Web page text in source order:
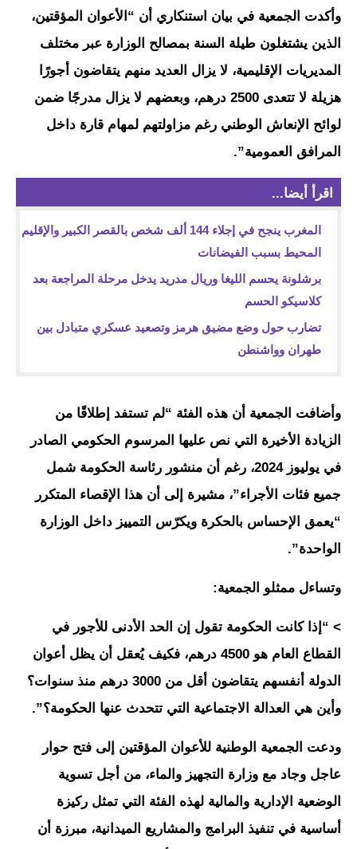
وأكدت الجمعية في بيان استنكاري أن “الأعوان المؤقتين،
الذين يشتغلون طيلة السنة بمصالح الوزارة عبر مختلف
المديريات الإقليمية، لا يزال العديد منهم يتقاضون أجورًا
هزيلة لا تتعدى 2500 درهم، وبعضهم لا يزال مدرجًا ضمن
لوائح الإنعاش الوطني رغم مزاولتهم لمهام قارة داخل
المرافق العمومية”.
اقرأ أيضا...
المغرب ينجح في إجلاء 144 ألف شخص بالقصر الكبير والإقليم
المحيط بسبب الفيضانات
برشلونة يحسم الليغا وريال مدريد يدخل مرحلة المراجعة بعد
كلاسيكو الحسم
تضارب حول وضع مضيق هرمز وتصعيد عسكري متبادل بين
طهران وواشنطن
وأضافت الجمعية أن هذه الفئة “لم تستفد إطلاقًا من
الزيادة الأخيرة التي نص عليها المرسوم الحكومي الصادر
في يوليوز 2024، رغم أن منشور رئاسة الحكومة شمل
جميع فئات الأجراء”، مشيرة إلى أن هذا الإقصاء المتكرر
“يعمق الإحساس بالحكرة ويكرّس التمييز داخل الوزارة
الواحدة”.
وتساءل ممثلو الجمعية:
> “إذا كانت الحكومة تقول إن الحد الأدنى للأجور في
القطاع العام هو 4500 درهم، فكيف يُعقل أن يظل أعوان
الدولة أنفسهم يتقاضون أقل من 3000 درهم منذ سنوات؟
وأين هي العدالة الاجتماعية التي تتحدث عنها الحكومة؟”.
ودعت الجمعية الوطنية للأعوان المؤقتين إلى فتح حوار
عاجل وجاد مع وزارة التجهيز والماء، من أجل تسوية
الوضعية الإدارية والمالية لهذه الفئة التي تمثل ركيزة
أساسية في تنفيذ البرامج والمشاريع الميدانية، مبرزة أن